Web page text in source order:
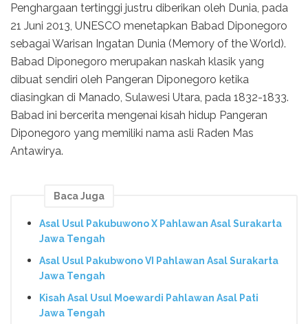
Penghargaan tertinggi justru diberikan oleh Dunia, pada
21 Juni 2013, UNESCO menetapkan Babad Diponegoro
sebagai Warisan Ingatan Dunia (Memory of the World).
Babad Diponegoro merupakan naskah klasik yang
dibuat sendiri oleh Pangeran Diponegoro ketika
diasingkan di Manado, Sulawesi Utara, pada 1832-1833.
Babad ini bercerita mengenai kisah hidup Pangeran
Diponegoro yang memiliki nama asli Raden Mas
Antawirya.
Baca Juga
Asal Usul Pakubuwono X Pahlawan Asal Surakarta
Jawa Tengah
Asal Usul Pakubwono VI Pahlawan Asal Surakarta
Jawa Tengah
Kisah Asal Usul Moewardi Pahlawan Asal Pati
Jawa Tengah